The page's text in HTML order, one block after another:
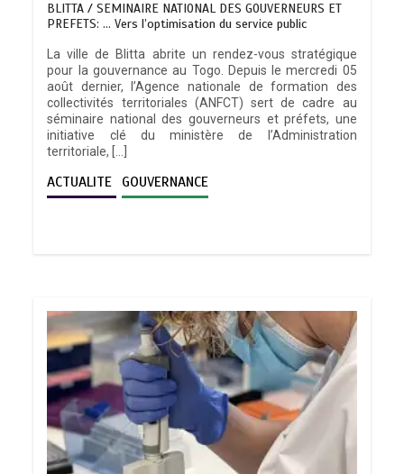
BLITTA / SEMINAIRE NATIONAL DES GOUVERNEURS ET
PREFETS: … Vers l’optimisation du service public
La ville de Blitta abrite un rendez-vous stratégique
pour la gouvernance au Togo. Depuis le mercredi 05
août dernier, l’Agence nationale de formation des
collectivités territoriales (ANFCT) sert de cadre au
séminaire national des gouverneurs et préfets, une
initiative clé du ministère de l’Administration
territoriale, […]
ACTUALITE GOUVERNANCE